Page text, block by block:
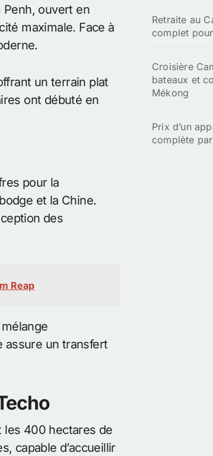
Penh, ouvert en
maximale. Face à
un terrain plat
ont débuté en
pour la
et la Chine.
des
Reap
assure un transfert
les 400 hectares de
capable d’accueillir
Retraite au
complet
Croisière
bateaux et
Mékong
Prix d’un
complète